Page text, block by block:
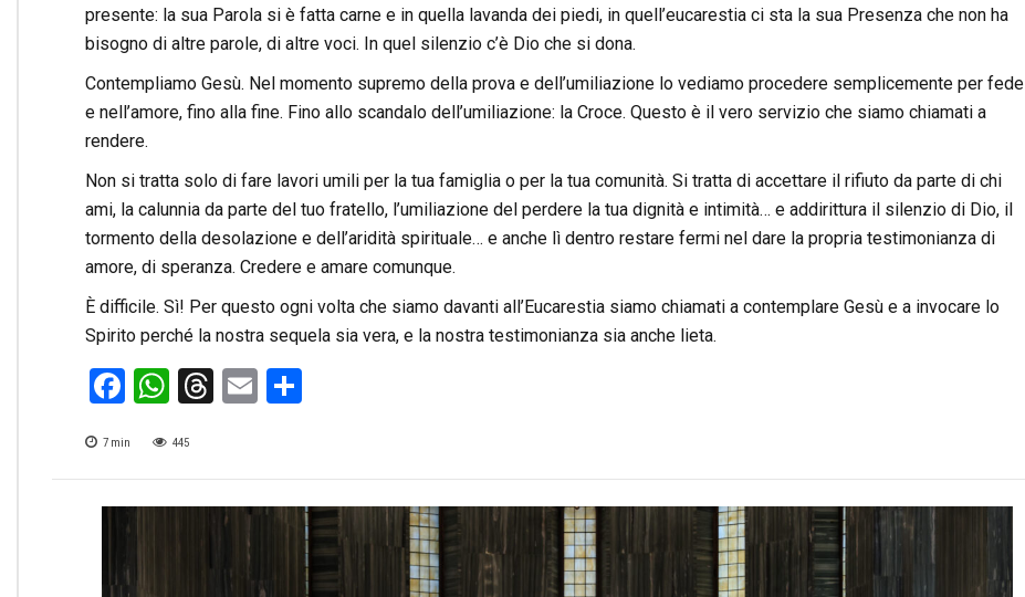
presente: la sua Parola si è fatta carne e in quella lavanda dei piedi, in quell’eucarestia ci sta la sua Presenza che non ha
bisogno di altre parole, di altre voci. In quel silenzio c’è Dio che si dona.
Contempliamo Gesù. Nel momento supremo della prova e dell’umiliazione lo vediamo procedere semplicemente per fede
e nell’amore, fino alla fine. Fino allo scandalo dell’umiliazione: la Croce. Questo è il vero servizio che siamo chiamati a
rendere.
Non si tratta solo di fare lavori umili per la tua famiglia o per la tua comunità. Si tratta di accettare il rifiuto da parte di chi
ami, la calunnia da parte del tuo fratello, l’umiliazione del perdere la tua dignità e intimità… e addirittura il silenzio di Dio, il
tormento della desolazione e dell’aridità spirituale… e anche lì dentro restare fermi nel dare la propria testimonianza di
amore, di speranza. Credere e amare comunque.
È difficile. Sì! Per questo ogni volta che siamo davanti all’Eucarestia siamo chiamati a contemplare Gesù e a invocare lo
Spirito perché la nostra sequela sia vera, e la nostra testimonianza sia anche lieta.
Facebook
WhatsApp
Threads
Email
7 min 445